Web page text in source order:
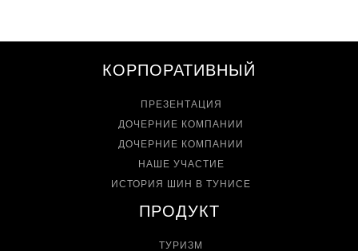
КОРПОРАТИВНЫЙ
ПРЕЗЕНТАЦИЯ
ДОЧЕРНИЕ КОМПАНИИ
ДОЧЕРНИЕ КОМПАНИИ
НАШЕ УЧАСТИЕ
ИСТОРИЯ ШИН В ТУНИСЕ
ПРОДУКТ
ТУРИЗМ